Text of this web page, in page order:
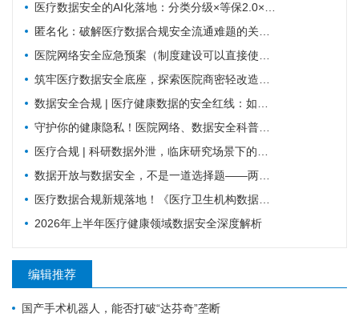
医疗数据安全的AI化落地：分类分级×等保2.0×国密
匿名化：破解医疗数据合规安全流通难题的关键路径
医院网络安全应急预案（制度建设可以直接使用版）
筑牢医疗数据安全底座，探索医院商密轻改造实践路径
数据安全合规 | 医疗健康数据的安全红线：如何平衡业务流转与合规监管？
守护你的健康隐私！医院网络、数据安全科普，请收好这份防护指南
医疗合规 | 科研数据外泄，临床研究场景下的数据安全
数据开放与数据安全，不是一道选择题——两份国家级文件背后的标准化逻辑
医疗数据合规新规落地！《医疗卫生机构数据安全和个人信息保护管理办法（试行）》核心解读与行动指南
2026年上半年医疗健康领域数据安全深度解析
编辑推荐
国产手术机器人，能否打破“达芬奇”垄断